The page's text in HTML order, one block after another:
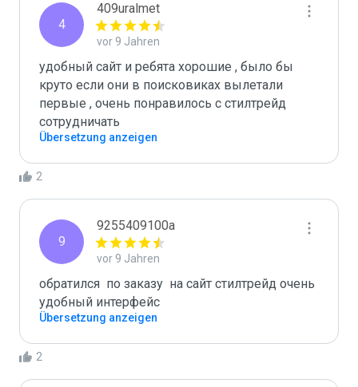
4
409uralmet
vor 9 Jahren
удобный сайт и ребята хорошие , было бы
круто если они в поисковиках вылетали
первые , очень понравилось с стилтрейд
сотрудничать
Übersetzung anzeigen
2
9
9255409100a
vor 9 Jahren
обратился  по заказу  на сайт стилтрейд очень
удобный интерфейс
Übersetzung anzeigen
2